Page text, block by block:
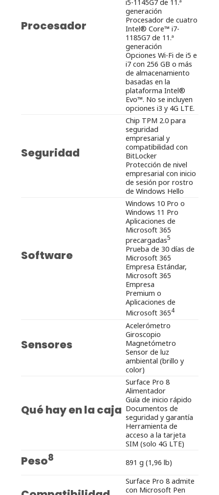
Procesador
i5-1145G7 de 11.ª
generación
Procesador de cuatro
Intel® Core™ i7-
1185G7 de 11.ª
generación
Opciones Wi-Fi de i5 e
i7 con 256 GB o más
de almacenamiento
basadas en la
plataforma Intel®
Evo™. No se incluyen
opciones i3 y 4G LTE.
Seguridad
Chip TPM 2.0 para
seguridad
empresarial y
compatibilidad con
BitLocker
Protección de nivel
empresarial con inicio
de sesión por rostro
de Windows Hello
Software
Windows 10 Pro o
Windows 11 Pro
Aplicaciones de
Microsoft 365
precargadas5
Prueba de 30 días de
Microsoft 365
Empresa Estándar,
Microsoft 365
Empresa
Premium o
Aplicaciones de
Microsoft 3654
Sensores
Acelerómetro
Giroscopio
Magnetómetro
Sensor de luz
ambiental (brillo y
color)
Qué hay en la caja
Surface Pro 8
Alimentador
Guía de inicio rápido
Documentos de
seguridad y garantía
Herramienta de
acceso a la tarjeta
SIM (solo 4G LTE)
Peso8 891 g (1,96 lb)
Surface Pro 8 admite
con Microsoft Pen